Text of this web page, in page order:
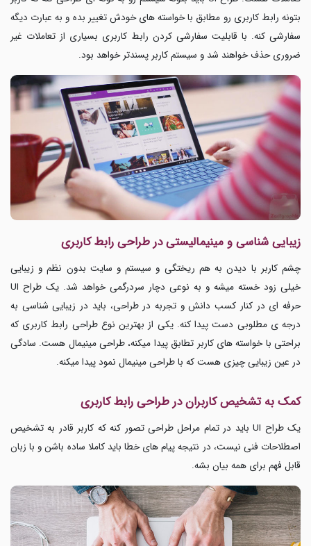
بتونه رابط کاربری رو مطابق با خواسته های خودش تغییر بده و به عبارت دیگه
سفارشی کنه. با قابلیت سفارشی کردن رابط کاربری بسیاری از تعاملات غیر
ضروری حذف خواهند شد و سیستم کاربر پسندتر خواهد بود.
زیبایی شناسی و مینیمالیستی در طراحی رابط کاربری
چشم کاربر با دیدن به هم ریختگی و سیستم و سایت بدون نظم و زیبایی
خیلی زود خسته میشه و به نوعی دچار سردرگمی خواهد شد. یک طراح UI
حرفه ای در کنار کسب دانش و تجربه در طراحی، باید در زیبایی شناسی به
درجه ی مطلوبی دست پیدا کنه. یکی از بهترین نوع طراحی رابط کاربری که
براحتی با خواسته های کاربر تطابق پیدا میکنه، طراحی مینیمال هست. سادگی
در عین زیبایی چیزی هست که با طراحیمینیمال نمود پیدا میکنه.
کمک به تشخیص کاربران در طراحی رابط کاربری
یک طراح UI باید در تمام مراحل طراحی تصور کنه که کاربر قادر به تشخیص
اصطلاحات فنی نیست، در نتیجه پیام های خطا باید کاملا ساده باشن و با زبان
قابل فهم برای همه بیان بشه.